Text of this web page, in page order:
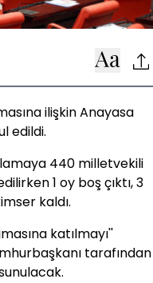
ilişkin Anayasa
edildi.
440 milletvekili
1 oy boş çıktı, 3
kaldı.
katılmayı''
tarafından